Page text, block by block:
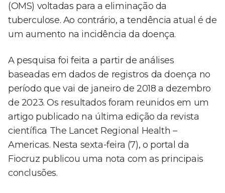
(OMS) voltadas para a eliminação da
tuberculose. Ao contrário, a tendência atual é de
um aumento na incidência da doença.
A pesquisa foi feita a partir de análises
baseadas em dados de registros da doença no
período que vai de janeiro de 2018 a dezembro
de 2023. Os resultados foram reunidos em um
artigo publicado na última edição da revista
científica The Lancet Regional Health –
Americas. Nesta sexta-feira (7), o portal da
Fiocruz publicou uma nota com as principais
conclusões.